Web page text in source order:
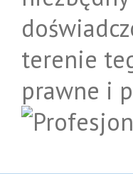
terenie
prawne i